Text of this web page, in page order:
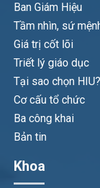
Ban Giám Hiệu
Tầm nhìn, sứ
Giá trị cốt lõi
Triết lý giáo dục
Tại sao chọn HIU?
Cơ cấu tổ chức
Ba công khai
Bản tin
Khoa